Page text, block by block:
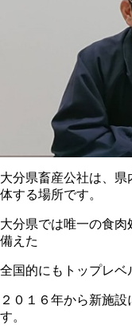
大分県畜産公社は、
体する場所です。
大分県では唯一の食
備えた
全国的にもトップレベ
２０１６年から新施
す。